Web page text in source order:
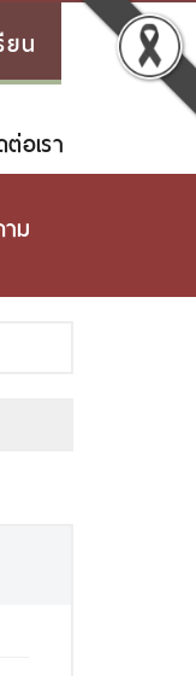
ยน
อเรา
ม